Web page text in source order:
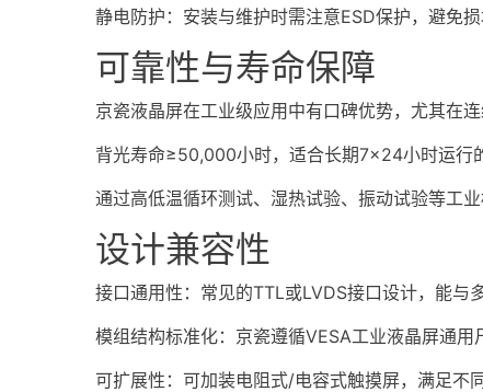
静电防护：安装与维护时需注意ESD保护，避免损
可靠性与寿命保障
京瓷液晶屏在工业级应用中有口碑优势，尤其在
背光寿命≥50,000小时，适合长期7×24小时运行
通过高低温循环测试、湿热试验、振动试验等工
设计兼容性
接口通用性：常见的TTL或LVDS接口设计，能与
模组结构标准化：京瓷遵循VESA工业液晶屏通用
可扩展性：可加装电阻式/电容式触摸屏，满足不